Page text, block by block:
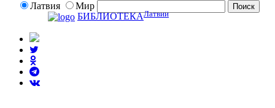
Латвия
Мир
БИБЛИОТЕКАЛатвии